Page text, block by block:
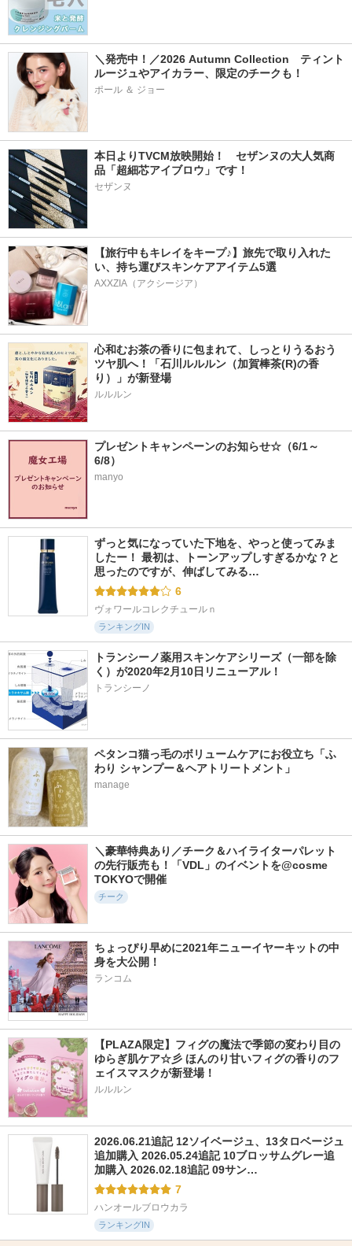
＼発売中！／2026 Autumn Collection　ティント
ルージュやアイカラー、限定のチークも！
ポール ＆ ジョー
本日よりTVCM放映開始！　セザンヌの大人気商
品「超細芯アイブロウ」です！
セザンヌ
【旅行中もキレイをキープ♪】旅先で取り入れた
い、持ち運びスキンケアアイテム5選
AXXZIA（アクシージア）
心和むお茶の香りに包まれて、しっとりうるおう
ツヤ肌へ！「石川ルルルン（加賀棒茶(R)の香
り）」が新登場
プレゼントキャンペーンのお知らせ☆（6/1～
6/8）
manyo
ずっと気になっていた下地を、やっと使ってみま
したー！ 最初は、トーンアップしすぎるかな？と
思ったのですが、伸ばしてみる…
6
ヴォワールコレクチュールｎ
ランキングIN
トランシーノ薬用スキンケアシリーズ（一部を除
く）が2020年2月10日リニューアル！
トランシーノ
ペタンコ猫っ毛のボリュームケアにお役立ち「ふ
わり シャンプー＆ヘアトリートメント」
manage
＼豪華特典あり／チーク＆ハイライターパレット
の先行販売も！「VDL」のイベントを@cosme
TOKYOで開催
チーク
ちょっぴり早めに2021年ニューイヤーキットの中
身を大公開！
ランコム
【PLAZA限定】フィグの魔法で季節の変わり目の
ゆらぎ肌ケア☆彡 ほんのり甘いフィグの香りのフ
ェイスマスクが新登場！
ルルルン
2026.06.21追記 12ソイベージュ、13タロベージュ
追加購入 2026.05.24追記 10ブロッサムグレー追
加購入 2026.02.18追記 09サン…
7
ハンオールブロウカラ
ランキングIN